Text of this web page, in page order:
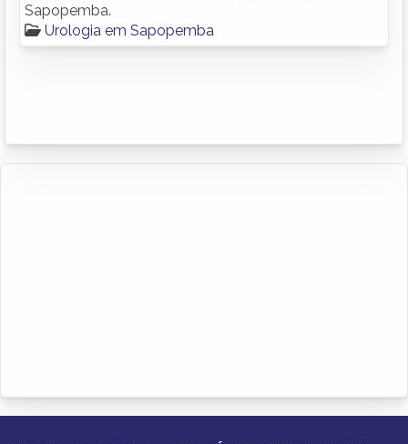
Sapopemba.
Urologia em Sapopemba